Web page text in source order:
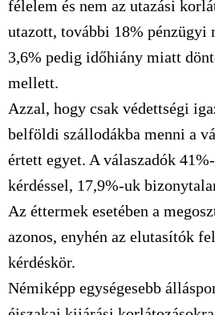
félelem és nem az utazási
utazott, további 18% pénzügyi
3,6% pedig időhiány miatt
mellett.
Azzal, hogy csak védettségi
belföldi szállodákba menni a
értett egyet. A válaszadók
kérdéssel, 17,9%-uk
Az éttermek esetében a
azonos, enyhén az elutasítók
kérdéskör.
Némiképp egységesebb